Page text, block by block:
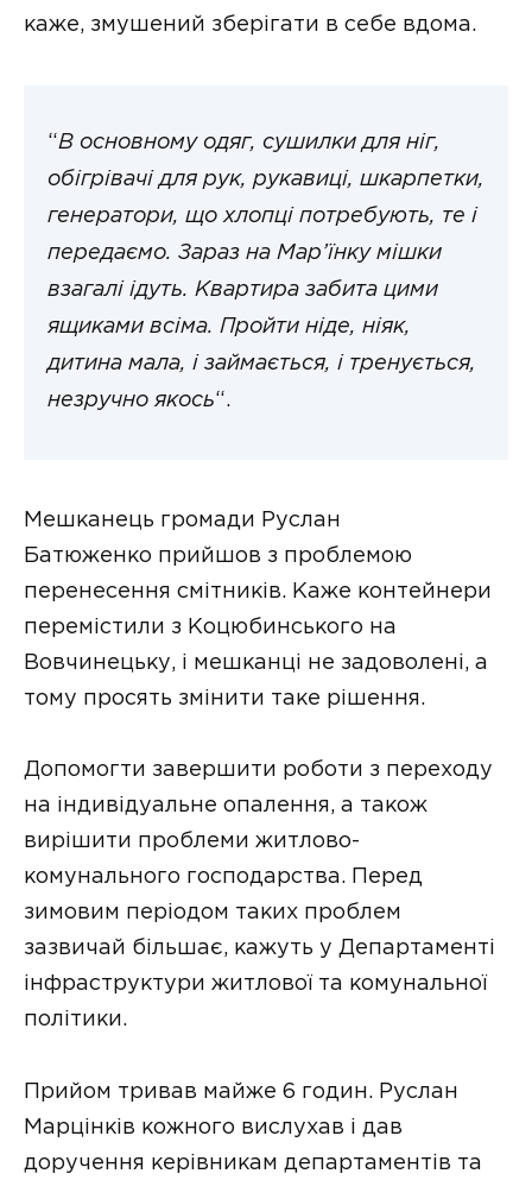
каже, змушений зберігати в себе вдома.
“В основному одяг, сушилки для ніг,
обігрівачі для рук, рукавиці, шкарпетки,
генератори, що хлопці потребують, те і
передаємо. Зараз на Мар’їнку мішки
взагалі ідуть. Квартира забита цими
ящиками всіма. Пройти ніде, ніяк,
дитина мала, і займається, і тренується,
незручно якось“.
Мешканець громади Руслан
Батюженко прийшов з проблемою
перенесення смітників. Каже контейнери
перемістили з Коцюбинського на
Вовчинецьку, і мешканці не задоволені, а
тому просять змінити таке рішення.
Допомогти завершити роботи з переходу
на індивідуальне опалення, а також
вирішити проблеми житлово-
комунального господарства. Перед
зимовим періодом таких проблем
зазвичай більшає, кажуть у Департаменті
інфраструктури житлової та комунальної
політики.
Прийом тривав майже 6 годин. Руслан
Марцінків кожного вислухав і дав
доручення керівникам департаментів та